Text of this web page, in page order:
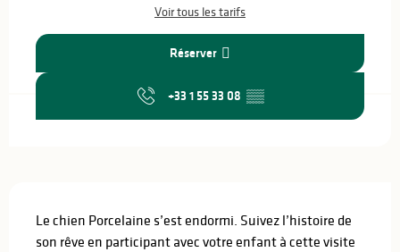
Voir tous les tarifs
Réserver
+33 1 55 33 08 ▒▒
Le chien Porcelaine s’est endormi. Suivez l’histoire de
son rêve en participant avec votre enfant à cette visite